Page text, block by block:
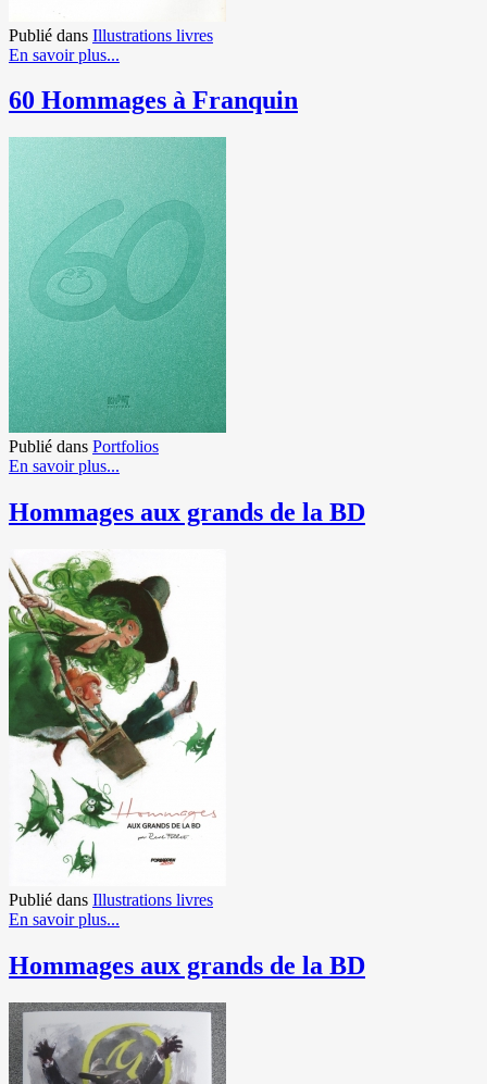
Publié dans Illustrations livres
En savoir plus...
60 Hommages à Franquin
Publié dans Portfolios
En savoir plus...
Hommages aux grands de la BD
Publié dans Illustrations livres
En savoir plus...
Hommages aux grands de la BD